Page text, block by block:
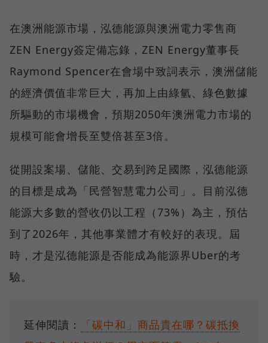
在澳洲能源市場，泓德能源與澳洲電力零售商
ZEN Energy簽定備忘錄，ZEN Energy董事長
Raymond Spencer在會場中致詞表示，澳洲儲能
的經濟價值非常巨大，再加上由綠氫、綠色數據
所驅動的市場機會，預期2050年澳洲電力市場的
規模可能會增長至雙倍甚至3倍。
從開設案場、儲能、交易到跨足國際，泓德能源
的目標是成為「民營智慧電力公司」。目前泓德
能源大多數的營收仍以工程（73%）為主，預估
到了2026年，其他事業體才有較好的表現。屆
時，才是泓德能源是否能成為能源界Uber的考
驗。
延伸閱讀：
「碳中和」商品貴在哪？碳抵換